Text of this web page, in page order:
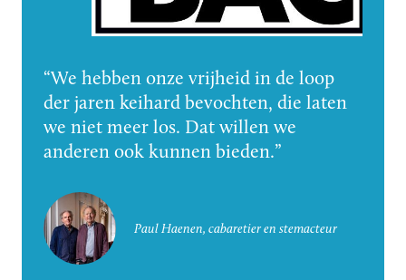
We hebben onze vrijheid in de loop
der jaren keihard bevochten, die laten
we niet meer los. Dat willen we
anderen ook kunnen bieden.
Paul Haenen, cabaretier en stemacteur